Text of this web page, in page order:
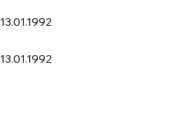
13.01.1992
13.01.1992